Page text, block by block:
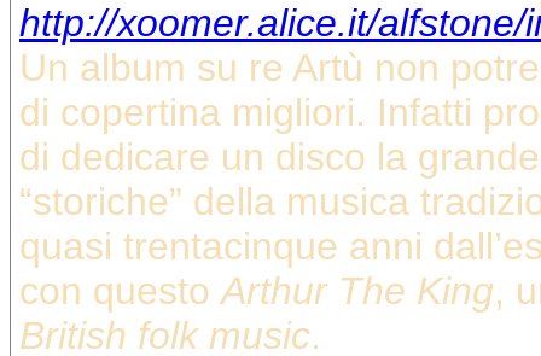
http://xoomer.alice.it/
Un album su re Artù non
di copertina migliori. Infatti
di dedicare un disco la
“storiche” della musica
quasi trentacinque anni
con questoArthur The King,
British folk music.